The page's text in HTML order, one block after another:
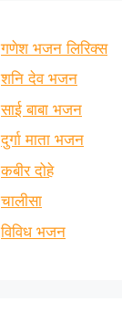
गणेश भजन लिरिक्स
शनि देव भजन
साई बाबा भजन
दुर्गा माता भजन
कबीर दोहे
चालीसा
विविध भजन